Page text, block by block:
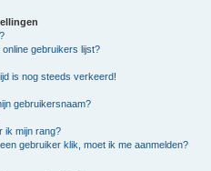
gebruikers lijst?
is nog steeds verkeerd!
gebruikersnaam?
ik mijn rang?
gebruiker klik, moet ik me aanmelden?